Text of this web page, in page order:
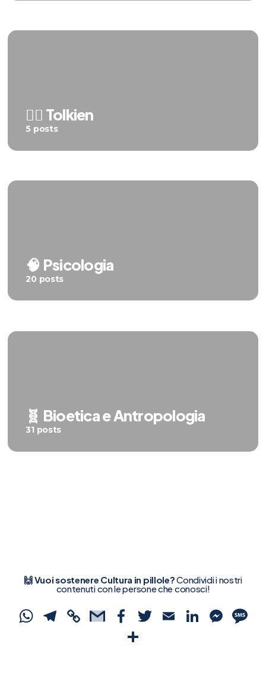
🧝‍♂️ Tolkien
5 posts
🧠 Psicologia
20 posts
🧬 Bioetica e Antropologia
31 posts
🙌 Vuoi sostenere Cultura in pillole?Condividi i nostri
contenuti con le persone che conosci!
WhatsApp
Telegram
CopyGmailFacebook
Twitter
Email